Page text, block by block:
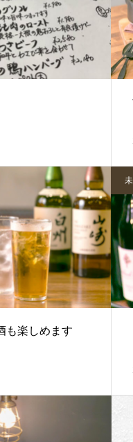
も楽しめます